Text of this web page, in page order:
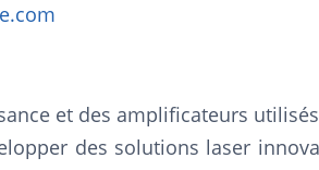
et des amplificateurs
des solutions laser